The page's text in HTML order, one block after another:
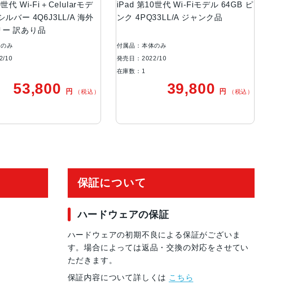
プレイ
載10.9インチ（対角）LEDバックライトMulti-Touchディスプレ
オーディオ録音のためのデュアルマイク
代 Wi-Fi＋Celularモデ
ルバー 4Q6J3LL/A 海外
訳あり品
み
10
53,800 円 （税込）
iPad 第10世代 Wi-Fiモデル 64GB ピ
ンク 4PQ33LL/A ジャンク品
付属品：本体のみ
発売日：2022/10
在庫数：1
39,800 円 （税込）
保証について
ハードウェアの保証
ハードウェアの初期不良による保証がございま
す。場合によっては返品・交換の対応をさせてい
ただきます。
保証内容について詳しくは こちら